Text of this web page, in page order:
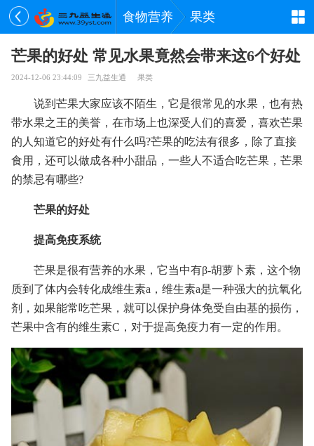
食物营养 果类
芒果的好处 常见水果竟然会带来这6个好处
2024-12-06 23:44:09 三九益生通 果类
说到芒果大家应该不陌生，它是很常见的水果，也有热
带水果之王的美誉，在市场上也深受人们的喜爱，喜欢芒果
的人知道它的好处有什么吗?芒果的吃法有很多，除了直接
食用，还可以做成各种小甜品，一些人不适合吃芒果，芒果
的禁忌有哪些?
芒果的好处
提高免疫系统
芒果是很有营养的水果，它当中有β-胡萝卜素，这个物
质到了体内会转化成维生素a，维生素a是一种强大的抗氧化
剂，如果能常吃芒果，就可以保护身体免受自由基的损伤，
芒果中含有的维生素C，对于提高免疫力有一定的作用。